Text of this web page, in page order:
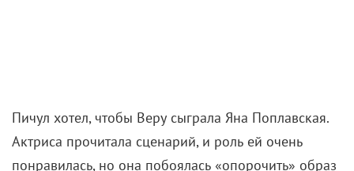
не было – Александр Негреба сразу согласился на
роль брата Веры, а Андрей Фомин – на роль ее
ухажера.